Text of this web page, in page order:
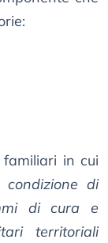
in cui
di
di cura e
territoriali